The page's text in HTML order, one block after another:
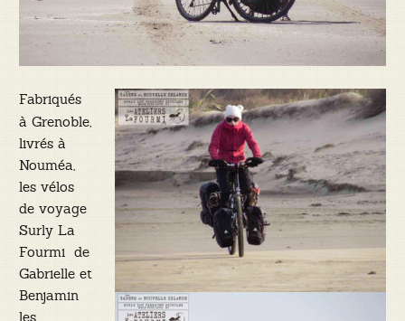
Fabriqués
à Grenoble,
livrés à
Nouméa,
les vélos
de voyage
Surly La
Fourmi de
Gabrielle et
Benjamin
les